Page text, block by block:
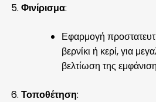
Φινίρισμα:
Εφαρμογή
βερνίκι ή κερί, για
βελτίωση της
Τοποθέτηση: